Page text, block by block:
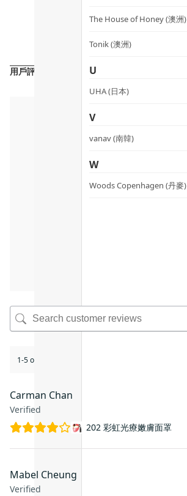
The House of Honey (澳洲)
Tonik (澳洲)
U
UHA (日本)
V
vanav (南韓)
W
Woods Copenhagen (丹麥)
用戶評價
1-5 of 5 reviews
Carman Chan
Verified
202 彩虹光療嫩膚面罩
Mabel Cheung
Verified